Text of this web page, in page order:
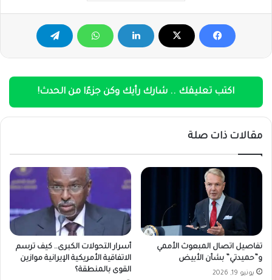
اكتب تعليقك .. شارك رأيك وكن جزءًا من الحدث!
مقالات ذات صلة
تفاصيل اتصال المبعوث الأممي
و”حميدتي” بشأن الأبيض
يونيو 19, 2026
أسرار التحولات الكبرى.. كيف ترسم
الاتفاقية الأمريكية الإيرانية موازين
القوى بالمنطقة؟